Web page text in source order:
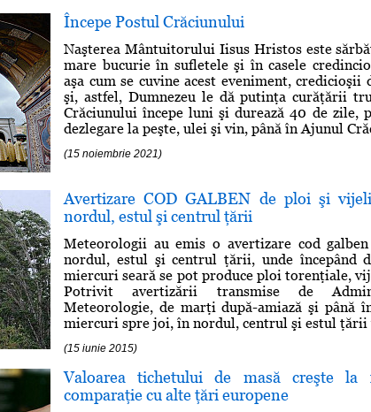
Începe Postul Crăciunului
Naşterea Mântuitorului Iisus Hristos este
mare bucurie în sufletele şi în casele
aşa cum se cuvine acest eveniment,
şi, astfel, Dumnezeu le dă putinţa curăţării
Crăciunului începe luni şi durează 40 de zile,
dezlegare la peşte, ulei şi vin, până în Ajunul
(15 noiembrie 2021)
Avertizare COD GALBEN de ploi şi
nordul, estul şi centrul ţării
Meteorologii au emis o avertizare cod
nordul, estul şi centrul ţării, unde începând
miercuri seară se pot produce ploi torenţiale,
Potrivit avertizării transmise de
Meteorologie, de marţi după-amiază şi până
miercuri spre joi, în nordul, centrul şi estul ţării
(15 iunie 2015)
Valoarea tichetului de masă creşte
comparaţie cu alte ţări europene